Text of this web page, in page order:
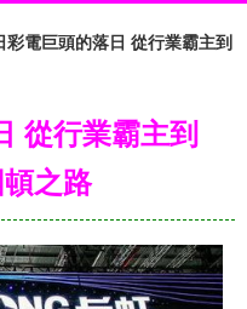
彩電巨頭的落日 從行業霸主到
從行業霸主到
之路